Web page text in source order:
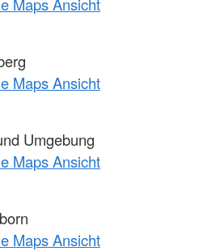
Maps Ansicht
Umgebung
Maps Ansicht
Maps Ansicht